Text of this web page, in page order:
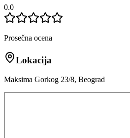
0.0
Prosečna ocena
Lokacija
Maksima Gorkog 23/8, Beograd